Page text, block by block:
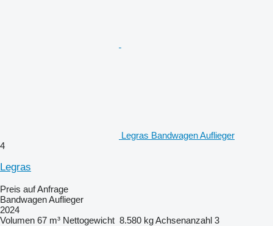
Legras Bandwagen Auflieger
4
Legras
Preis auf Anfrage
Bandwagen Auflieger
2024
Volumen 67 m³ Nettogewicht 8.580 kgAchsenanzahl 3